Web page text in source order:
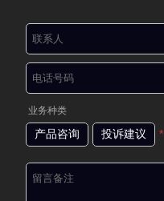
业务种类
产品咨询 投诉建议 *